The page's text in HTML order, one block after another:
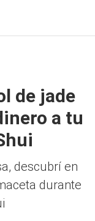
de jade
a tu
descubrí en
durante